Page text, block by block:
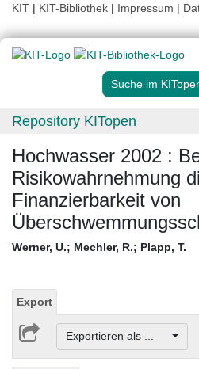
KIT | KIT-Bibliothek | Impressum |
Suche im
Repository KITopen
Hochwasser 2002 :
Risikowahrnehmung
Finanzierbarkeit von
Werner, U.; Mechler, R.; Plapp, T.
Export
Exportieren als ...